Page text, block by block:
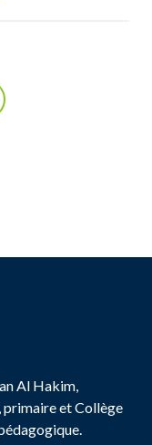
Al Hakim,
primaire et Collège